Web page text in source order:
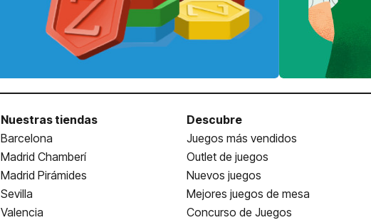
Nuestras tiendas
Barcelona
Madrid Chamberí
Madrid Pirámides
Sevilla
Valencia
Descubre
Juegos más vendidos
Outlet de juegos
Nuevos juegos
Mejores juegos de mesa
Concurso de Juegos